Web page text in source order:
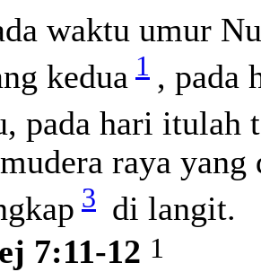
waktu umur
kedua 1 , pada
pada hari itulah
raya
3 di langit.
7:11-12 1